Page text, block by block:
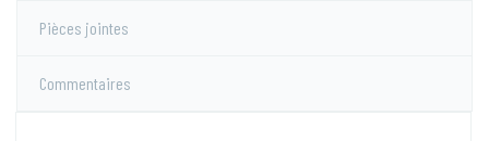
Pièces jointes
Commentaires